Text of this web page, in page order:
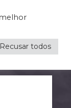
Recusar todos